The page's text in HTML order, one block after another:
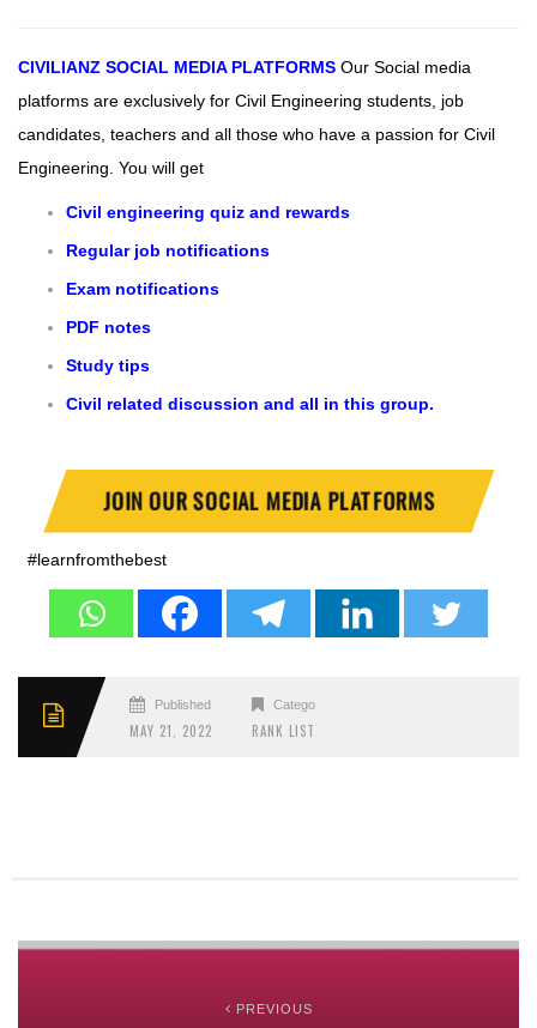
CIVILIANZ SOCIAL MEDIA PLATFORMS Our Social media
platforms are exclusively for Civil Engineering students, job
candidates, teachers and all those who have a passion for Civil
Engineering. You will get
Civil engineering quiz and rewards
Regular job notifications
Exam notifications
PDF notes
Study tips
Civil related discussion and all in this group.
JOIN OUR SOCIAL MEDIA PLATFORMS
#learnfromthebest
Published
MAY 21, 2022
Categories
RANK LIST
PREVIOUS